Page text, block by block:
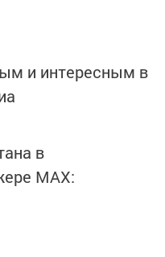
и интересным в
в
MАХ: